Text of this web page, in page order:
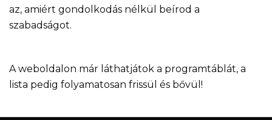
az, amiért gondolkodás nélkül beírod a
szabadságot.
A weboldalon már láthatjátok a programtáblát, a
lista pedig folyamatosan frissül és bővül!